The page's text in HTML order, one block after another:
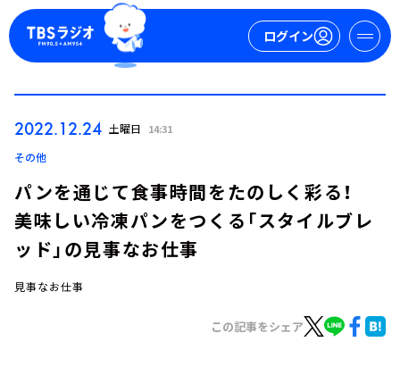
ログイン
2022.12.24 土曜日 14:31
その他
パンを通じて食事時間をたのしく彩る！
美味しい冷凍パンをつくる「スタイルブレ
ッド」の見事なお仕事
見事なお仕事
この記事をシェア